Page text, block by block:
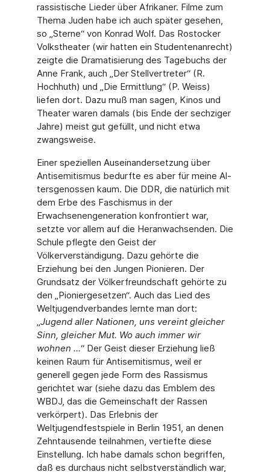
rassistische Lieder über Afrikaner. Filme zum
Thema Juden habe ich auch später gesehen,
so „Sterne“ von Konrad Wolf. Das Rostocker
Volkstheater (wir hatten ein Studentenanrecht)
zeigte die Dramatisierung des Tagebuchs der
Anne Frank, auch „Der Stellvertreter“ (R.
Hochhuth) und „Die Ermittlung“ (P. Weiss)
liefen dort. Dazu muß man sagen, Kinos und
Theater waren damals (bis Ende der sechziger
Jahre) meist gut gefüllt, und nicht etwa
zwangsweise.
Einer speziellen Auseinandersetzung über
Antisemitismus bedurfte es aber für meine Al-
tersgenossen kaum. Die DDR, die natürlich mit
dem Erbe des Faschismus in der
Erwachsenengeneration konfrontiert war,
setzte vor allem auf die Heranwachsenden. Die
Schule pflegte den Geist der
Völkerverständigung. Dazu gehörte die
Erziehung bei den Jungen Pionieren. Der
Grundsatz der Völkerfreundschaft gehörte zu
den „Pioniergesetzen“. Auch das Lied des
Weltjugendverbandes lernte man dort:
„Jugend aller Nationen, uns vereint gleicher
Sinn, gleicher Mut. Wo auch immer wir
wohnen ...“ Der Geist dieser Erziehung ließ
keinen Raum für Antisemitismus, weil er
generell gegen jede Form des Rassismus
gerichtet war (siehe dazu das Emblem des
WBDJ, das die Gemeinschaft der Rassen
verkörpert). Das Erlebnis der
Weltjugendfestspiele in Berlin 1951, an denen
Zehntausende teilnahmen, vertiefte diese
Einstellung. Ich habe damals schon begriffen,
daß es durchaus nicht selbstverständlich war,